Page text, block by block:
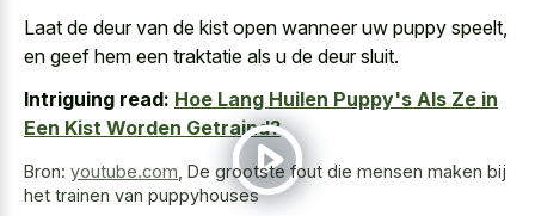
Laat de deur van de kist open wanneer uw puppy speelt
en geef hem een traktatie als u de deur sluit.
Intriguing read: Hoe Lang Huilen Puppy's Als Ze in
Een Kist Worden Getraind?
Bron: youtube.com, De grootste fout die mensen maken bij
het trainen van puppyhouses